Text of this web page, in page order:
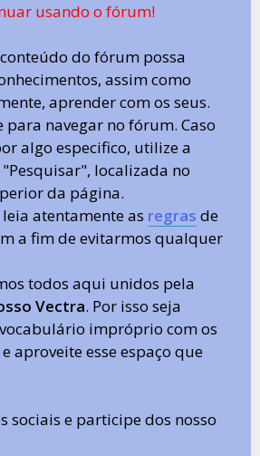
usando o fórum!
do fórum possa
assim como
aprender com os seus.
para navegar no fórum. Caso
algo especifico, utilize a
localizada no
da página.
atentamente as regras de
a fim de evitarmos qualquer
todos aqui unidos pela
Vectra. Por isso seja
impróprio com os
aproveite esse espaço que
sociais e participe dos nosso